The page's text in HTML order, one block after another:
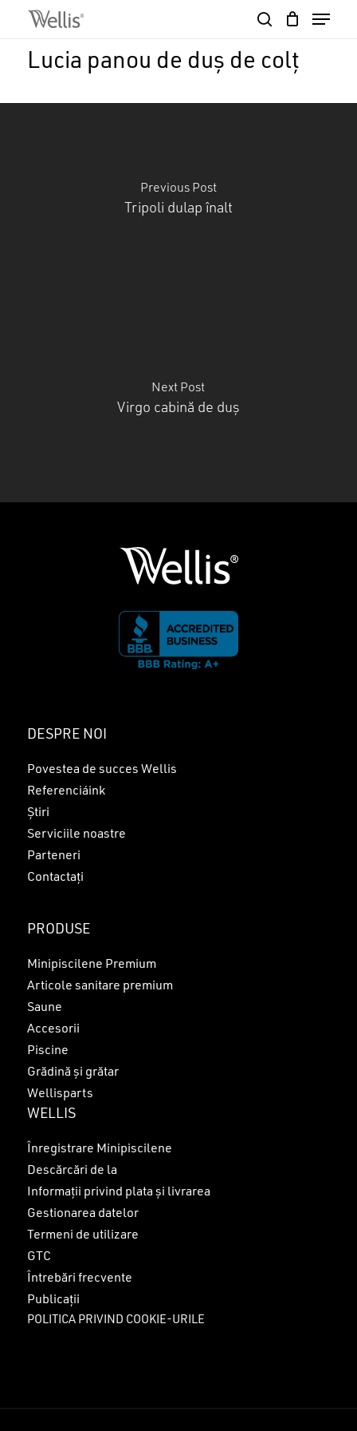
content
Menu
GO TO SHOP
Lucia panou de duș de colț
Previous Post
Tripoli dulap înalt
Next Post
Virgo cabină de duș
DESPRE NOI
Povestea de succes Wellis
Referenciáink
Știri
Serviciile noastre
Parteneri
Contactați
PRODUSE
Minipiscilene Premium
Articole sanitare premium
Saune
Accesorii
Piscine
Grădină și grătar
Wellisparts
WELLIS
Înregistrare Minipiscilene
Descărcări de la
Informații privind plata și livrarea
Gestionarea datelor
Termeni de utilizare
GTC
Întrebări frecvente
Publicații
POLITICA PRIVIND COOKIE-URILE